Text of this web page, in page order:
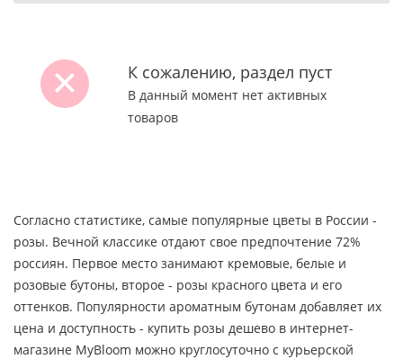
К сожалению, раздел пуст
В данный момент нет активных
товаров
Согласно статистике, самые популярные цветы в России -
розы. Вечной классике отдают свое предпочтение 72%
россиян. Первое место занимают кремовые, белые и
розовые бутоны, второе - розы красного цвета и его
оттенков. Популярности ароматным бутонам добавляет их
цена и доступность - купить розы дешево в интернет-
магазине MyBloom можно круглосуточно с курьерской